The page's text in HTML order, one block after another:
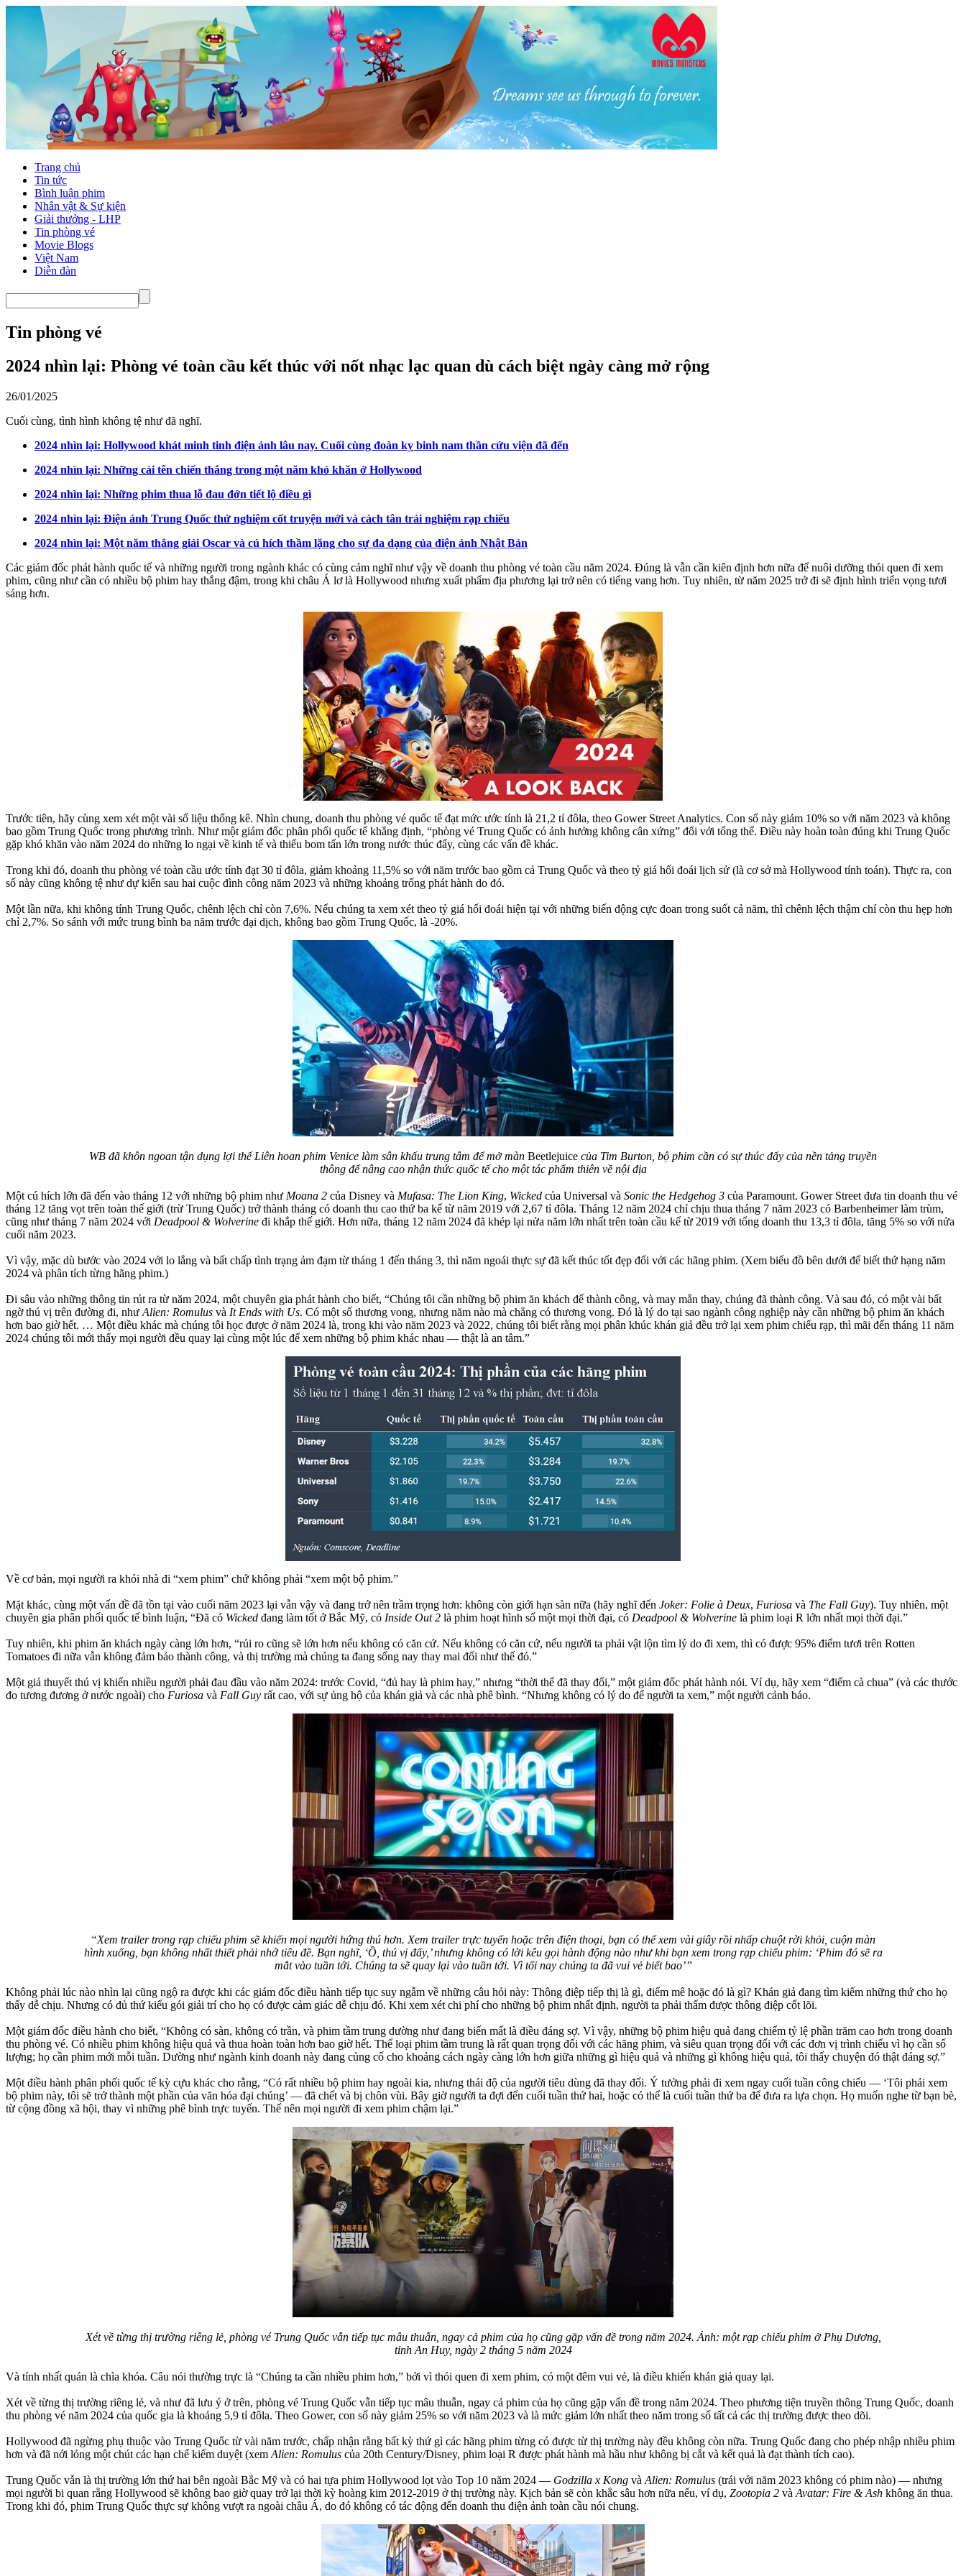
Trang chủ
Tin tức
Bình luận phim
Nhân vật & Sự kiện
Giải thưởng - LHP
Tin phòng vé
Movie Blogs
Việt Nam
Diễn đàn
Tin phòng vé
2024 nhìn lại: Phòng vé toàn cầu kết thúc với nốt nhạc lạc quan dù cách biệt ngày càng mở rộng
26/01/2025
Cuối cùng, tình hình không tệ như đã nghĩ.
2024 nhìn lại: Hollywood khát minh tinh điện ảnh lâu nay. Cuối cùng đoàn kỵ binh nam thần cứu viện đã đến
2024 nhìn lại: Những cái tên chiến thắng trong một năm khó khăn ở Hollywood
2024 nhìn lại: Những phim thua lỗ đau đớn tiết lộ điều gì
2024 nhìn lại: Điện ảnh Trung Quốc thử nghiệm cốt truyện mới và cách tân trải nghiệm rạp chiếu
2024 nhìn lại: Một năm thắng giải Oscar và cú hích thầm lặng cho sự đa dạng của điện ảnh Nhật Bản
Các giám đốc phát hành quốc tế và những người trong ngành khác có cùng cảm nghĩ như vậy về doanh thu phòng vé toàn cầu năm 2024. Đúng là vẫn cần kiên định hơn nữa để nuôi dưỡng thói quen đi xem
phim, cũng như cần có nhiều bộ phim hay thắng đậm, trong khi châu Á lơ là Hollywood nhưng xuất phẩm địa phương lại trở nên có tiếng vang hơn. Tuy nhiên, từ năm 2025 trở đi sẽ định hình triển vọng tươi
sáng hơn.
Trước tiên, hãy cùng xem xét một vài số liệu thống kê. Nhìn chung, doanh thu phòng vé quốc tế đạt mức ước tính là 21,2 tỉ đôla, theo Gower Street Analytics. Con số này giảm 10% so với năm 2023 và không
bao gồm Trung Quốc trong phương trình. Như một giám đốc phân phối quốc tế khẳng định, “phòng vé Trung Quốc có ảnh hưởng không cân xứng” đối với tổng thể. Điều này hoàn toàn đúng khi Trung Quốc
gặp khó khăn vào năm 2024 do những lo ngại về kinh tế và thiếu bom tấn lớn trong nước thúc đẩy, cùng các vấn đề khác.
Trong khi đó, doanh thu phòng vé toàn cầu ước tính đạt 30 tỉ đôla, giảm khoảng 11,5% so với năm trước bao gồm cả Trung Quốc và theo tỷ giá hối đoái lịch sử (là cơ sở mà Hollywood tính toán). Thực ra, con
số này cũng không tệ như dự kiến sau hai cuộc đình công năm 2023 và những khoảng trống phát hành do đó.
Một lần nữa, khi không tính Trung Quốc, chênh lệch chỉ còn 7,6%. Nếu chúng ta xem xét theo tỷ giá hối đoái hiện tại với những biến động cực đoan trong suốt cả năm, thì chênh lệch thậm chí còn thu hẹp hơn
chỉ 2,7%. So sánh với mức trung bình ba năm trước đại dịch, không bao gồm Trung Quốc, là -20%.
WB đã khôn ngoan tận dụng lợi thế Liên hoan phim Venice làm sân khấu trung tâm để mở màn Beetlejuice của Tim Burton, bộ phim cần có sự thúc đẩy của nền tảng truyền
thông để nâng cao nhận thức quốc tế cho một tác phẩm thiên về nội địa
Một cú hích lớn đã đến vào tháng 12 với những bộ phim như Moana 2 của Disney và Mufasa: The Lion King, Wicked của Universal và Sonic the Hedgehog 3 của Paramount. Gower Street đưa tin doanh thu vé
tháng 12 tăng vọt trên toàn thế giới (trừ Trung Quốc) trở thành tháng có doanh thu cao thứ ba kể từ năm 2019 với 2,67 tỉ đôla. Tháng 12 năm 2024 chỉ chịu thua tháng 7 năm 2023 có Barbenheimer làm trùm,
cũng như tháng 7 năm 2024 với Deadpool & Wolverine đi khắp thế giới. Hơn nữa, tháng 12 năm 2024 đã khép lại nửa năm lớn nhất trên toàn cầu kể từ 2019 với tổng doanh thu 13,3 tỉ đôla, tăng 5% so với nửa
cuối năm 2023.
Vì vậy, mặc dù bước vào 2024 với lo lắng và bất chấp tình trạng ảm đạm từ tháng 1 đến tháng 3, thì năm ngoái thực sự đã kết thúc tốt đẹp đối với các hãng phim. (Xem biểu đồ bên dưới để biết thứ hạng năm
2024 và phân tích từng hãng phim.)
Đi sâu vào những thông tin rút ra từ năm 2024, một chuyên gia phát hành cho biết, “Chúng tôi cần những bộ phim ăn khách để thành công, và may mắn thay, chúng đã thành công. Và sau đó, có một vài bất
ngờ thú vị trên đường đi, như Alien: Romulus và It Ends with Us. Có một số thương vong, nhưng năm nào mà chẳng có thương vong. Đó là lý do tại sao ngành công nghiệp này cần những bộ phim ăn khách
hơn bao giờ hết. … Một điều khác mà chúng tôi học được ở năm 2024 là, trong khi vào năm 2023 và 2022, chúng tôi biết rằng mọi phân khúc khán giả đều trở lại xem phim chiếu rạp, thì mãi đến tháng 11 năm
2024 chúng tôi mới thấy mọi người đều quay lại cùng một lúc để xem những bộ phim khác nhau — thật là an tâm.”
Về cơ bản, mọi người ra khỏi nhà đi “xem phim” chứ không phải “xem một bộ phim.”
Mặt khác, cùng một vấn đề đã tồn tại vào cuối năm 2023 lại vẫn vậy và đang trở nên trầm trọng hơn: không còn giới hạn sàn nữa (hãy nghĩ đến Joker: Folie à Deux, Furiosa và The Fall Guy). Tuy nhiên, một
chuyên gia phân phối quốc tế bình luận, “Đã có Wicked đang làm tốt ở Bắc Mỹ, có Inside Out 2 là phim hoạt hình số một mọi thời đại, có Deadpool & Wolverine là phim loại R lớn nhất mọi thời đại.”
Tuy nhiên, khi phim ăn khách ngày càng lớn hơn, “rủi ro cũng sẽ lớn hơn nếu không có căn cứ. Nếu không có căn cứ, nếu người ta phải vật lộn tìm lý do đi xem, thì có được 95% điểm tươi trên Rotten
Tomatoes đi nữa vẫn không đảm bảo thành công, và thị trường mà chúng ta đang sống nay thay mai đổi như thế đó.”
Một giả thuyết thú vị khiến nhiều người phải đau đầu vào năm 2024: trước Covid, “đủ hay là phim hay,” nhưng “thời thế đã thay đổi,” một giám đốc phát hành nói. Ví dụ, hãy xem “điểm cà chua” (và các thước
đo tương đương ở nước ngoài) cho Furiosa và Fall Guy rất cao, với sự ủng hộ của khán giả và các nhà phê bình. “Nhưng không có lý do để người ta xem,” một người cảnh báo.
“Xem trailer trong rạp chiếu phim sẽ khiến mọi người hứng thú hơn. Xem trailer trực tuyến hoặc trên điện thoại, bạn có thể xem vài giây rồi nhấp chuột rời khỏi, cuộn màn
hình xuống, bạn không nhất thiết phải nhớ tiêu đề. Bạn nghĩ, ‘Ồ, thú vị đấy,’ nhưng không có lời kêu gọi hành động nào như khi bạn xem trong rạp chiếu phim: ‘Phim đó sẽ ra
mắt vào tuần tới. Chúng ta sẽ quay lại vào tuần tới. Vì tối nay chúng ta đã vui vẻ biết bao’”
Không phải lúc nào nhìn lại cũng ngộ ra được khi các giám đốc điều hành tiếp tục suy ngẫm về những câu hỏi này: Thông điệp tiếp thị là gì, điểm mê hoặc đó là gì? Khán giả đang tìm kiếm những thứ cho họ
thấy dễ chịu. Nhưng có đủ thứ kiểu gói giải trí cho họ có được cảm giác dễ chịu đó. Khi xem xét chi phí cho những bộ phim nhất định, người ta phải thẩm được thông điệp cốt lõi.
Một giám đốc điều hành cho biết, “Không có sàn, không có trần, và phim tầm trung dường như đang biến mất là điều đáng sợ. Vì vậy, những bộ phim hiệu quả đang chiếm tỷ lệ phần trăm cao hơn trong doanh
thu phòng vé. Có nhiều phim không hiệu quả và thua hoàn toàn hơn bao giờ hết. Thể loại phim tầm trung là rất quan trọng đối với các hãng phim, và siêu quan trọng đối với các đơn vị trình chiếu vì họ cần số
lượng; họ cần phim mới mỗi tuần. Dường như ngành kinh doanh này đang củng cố cho khoảng cách ngày càng lớn hơn giữa những gì hiệu quả và những gì không hiệu quả, tôi thấy chuyện đó thật đáng sợ.”
Một điều hành phân phối quốc tế kỳ cựu khác cho rằng, “Có rất nhiều bộ phim hay ngoài kia, nhưng thái độ của người tiêu dùng đã thay đổi. Ý tưởng phải đi xem ngay cuối tuần công chiếu — ‘Tôi phải xem
bộ phim này, tôi sẽ trở thành một phần của văn hóa đại chúng’ — đã chết và bị chôn vùi. Bây giờ người ta đợi đến cuối tuần thứ hai, hoặc có thể là cuối tuần thứ ba để đưa ra lựa chọn. Họ muốn nghe từ bạn bè,
từ cộng đồng xã hội, thay vì những phê bình trực tuyến. Thế nên mọi người đi xem phim chậm lại.”
Xét về từng thị trường riêng lẻ, phòng vé Trung Quốc vẫn tiếp tục mâu thuẫn, ngay cả phim của họ cũng gặp vấn đề trong năm 2024. Ảnh: một rạp chiếu phim ở Phụ Dương,
tỉnh An Huy, ngày 2 tháng 5 năm 2024
Và tính nhất quán là chìa khóa. Câu nói thường trực là “Chúng ta cần nhiều phim hơn,” bởi vì thói quen đi xem phim, có một đêm vui vẻ, là điều khiến khán giả quay lại.
Xét về từng thị trường riêng lẻ, và như đã lưu ý ở trên, phòng vé Trung Quốc vẫn tiếp tục mâu thuẫn, ngay cả phim của họ cũng gặp vấn đề trong năm 2024. Theo phương tiện truyền thông Trung Quốc, doanh
thu phòng vé năm 2024 của quốc gia là khoảng 5,9 tỉ đôla. Theo Gower, con số này giảm 25% so với năm 2023 và là mức giảm lớn nhất theo năm trong số tất cả các thị trường được theo dõi.
Hollywood đã ngừng phụ thuộc vào Trung Quốc từ vài năm trước, chấp nhận rằng bất kỳ thứ gì các hãng phim từng có được từ thị trường này đều không còn nữa. Trung Quốc đang cho phép nhập nhiều phim
hơn và đã nới lỏng một chút các hạn chế kiểm duyệt (xem Alien: Romulus của 20th Century/Disney, phim loại R được phát hành mà hầu như không bị cắt và kết quả là đạt thành tích cao).
Trung Quốc vẫn là thị trường lớn thứ hai bên ngoài Bắc Mỹ và có hai tựa phim Hollywood lọt vào Top 10 năm 2024 — Godzilla x Kong và Alien: Romulus (trái với năm 2023 không có phim nào) — nhưng
mọi người bi quan rằng Hollywood sẽ không bao giờ quay trở lại thời kỳ hoàng kim 2012-2019 ở thị trường này. Kịch bản sẽ còn khắc sâu hơn nữa nếu, ví dụ, Zootopia 2 và Avatar: Fire & Ash không ăn thua.
Trong khi đó, phim Trung Quốc thực sự không vượt ra ngoài châu Á, do đó không có tác động đến doanh thu điện ảnh toàn cầu nói chung.